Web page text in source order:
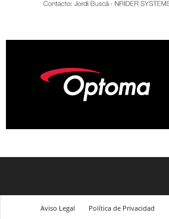
Aviso Legal Política de Privacidad